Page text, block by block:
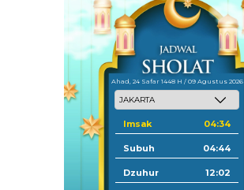
Ahad, 24 Safar 1448 H / 09 Agustus 2026
Imsak 04:34
Subuh 04:44
Dzuhur 12:02